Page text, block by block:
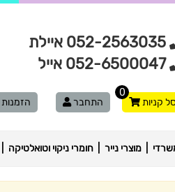
052-6500047 אייל
קניות
0
התחבר
מוצרי נייר חומרי ניקוי וטואלטיקה